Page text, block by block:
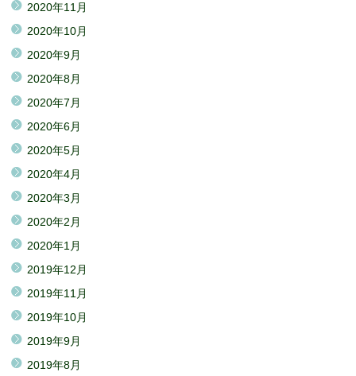
2020年11月
2020年10月
2020年9月
2020年8月
2020年7月
2020年6月
2020年5月
2020年4月
2020年3月
2020年2月
2020年1月
2019年12月
2019年11月
2019年10月
2019年9月
2019年8月